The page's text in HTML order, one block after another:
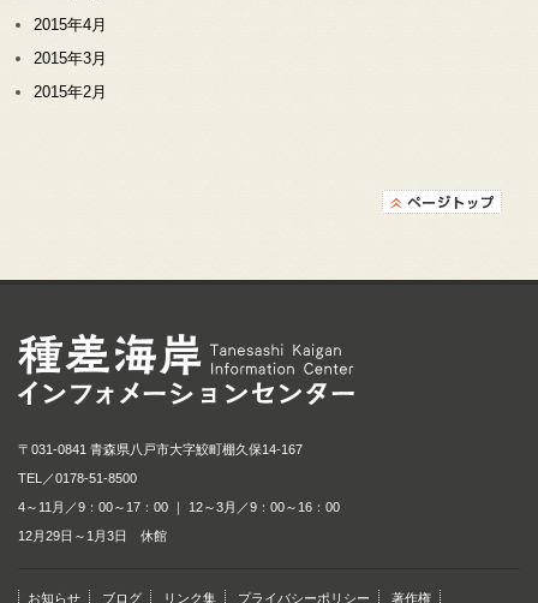
2015年4月
2015年3月
2015年2月
〒031-0841 青森県八戸市大字鮫町棚久保14-167
TEL／0178-51-8500
4～11月／9：00～17：00 ｜ 12～3月／9：00～16：00
12月29日～1月3日 休館
お知らせ ブログ リンク集 プライバシーポリシー 著作権